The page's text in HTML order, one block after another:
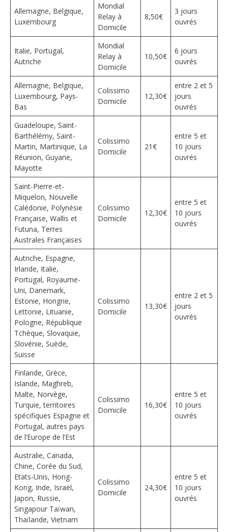
Allemagne, Belgique,
Luxembourg
Mondial
Relay à
Domicile
8,50€
3 jours
ouvrés
Italie, Portugal,
Autriche
Mondial
Relay à
Domicile
10,50€
6 jours
ouvrés
Allemagne, Belgique,
Luxembourg, Pays-
Bas
Colissimo
Domicile
12,30€
entre 2 et 5
jours
ouvrés
Guadeloupe, Saint-
Barthélémy, Saint-
Martin, Martinique, La
Réunion, Guyane,
Mayotte
Colissimo
Domicile
21€
entre 5 et
10 jours
ouvrés
Saint-Pierre-et-
Miquelon, Nouvelle
Calédonie, Polynésie
Française, Wallis et
Futuna, Terres
Australes Françaises
Colissimo
Domicile
12,30€
entre 5 et
10 jours
ouvrés
Autriche, Espagne,
Irlande, Italie,
Portugal, Royaume-
Uni, Danemark,
Estonie, Hongrie,
Lettonie, Lituanie,
Pologne, République
Tchèque, Slovaquie,
Slovénie, Suède,
Suisse
Colissimo
Domicile
13,30€
entre 2 et 5
jours
ouvrés
Finlande, Grèce,
Islande, Maghreb,
Malte, Norvège,
Turquie, territoires
spécifiques Espagne et
Portugal, autres pays
de l’Europe de l’Est
Colissimo
Domicile
16,30€
entre 5 et
10 jours
ouvrés
Australie, Canada,
Chine, Corée du Sud,
Etats-Unis, Hong-
Kong, Inde, Israël,
Japon, Russie,
Singapour Taïwan,
Thaïlande, Vietnam
Colissimo
Domicile
24,30€
entre 5 et
10 jours
ouvrés